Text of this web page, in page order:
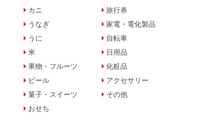
カニ
うなぎ
うに
米
果物・フルーツ
ビール
菓子・スイーツ
おせち
旅行券
家電・電化製品
自転車
日用品
化粧品
アクセサリー
その他